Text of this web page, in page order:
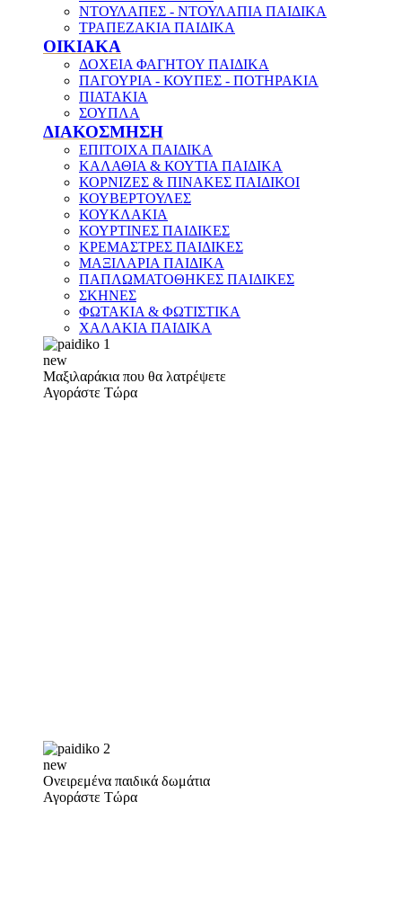
ΝΤΟΥΛΑΠΕΣ - ΝΤΟΥΛΑΠΙΑ ΠΑΙΔΙΚΑ
ΤΡΑΠΕΖΑΚΙΑ ΠΑΙΔΙΚΑ
ΟΙΚΙΑΚΑ
ΔΟΧΕΙΑ ΦΑΓΗΤΟΥ ΠΑΙΔΙΚΑ
ΠΑΓΟΥΡΙΑ - ΚΟΥΠΕΣ - ΠΟΤΗΡΑΚΙΑ
ΠΙΑΤΑΚΙΑ
ΣΟΥΠΛΑ
ΔΙΑΚΟΣΜΗΣΗ
ΕΠΙΤΟΙΧΑ ΠΑΙΔΙΚΑ
ΚΑΛΑΘΙΑ & ΚΟΥΤΙΑ ΠΑΙΔΙΚΑ
ΚΟΡΝΙΖΕΣ & ΠΙΝΑΚΕΣ ΠΑΙΔΙΚΟΙ
ΚΟΥΒΕΡΤΟΥΛΕΣ
ΚΟΥΚΛΑΚΙΑ
ΚΟΥΡΤΙΝΕΣ ΠΑΙΔΙΚΕΣ
ΚΡΕΜΑΣΤΡΕΣ ΠΑΙΔΙΚΕΣ
ΜΑΞΙΛΑΡΙΑ ΠΑΙΔΙΚΑ
ΠΑΠΛΩΜΑΤΟΘΗΚΕΣ ΠΑΙΔΙΚΕΣ
ΣΚΗΝΕΣ
ΦΩΤΑΚΙΑ & ΦΩΤΙΣΤΙΚΑ
ΧΑΛΑΚΙΑ ΠΑΙΔΙΚΑ
new
Μαξιλαράκια που θα λατρέψετε
Αγοράστε Τώρα
new
Ονειρεμένα παιδικά δωμάτια
Αγοράστε Τώρα